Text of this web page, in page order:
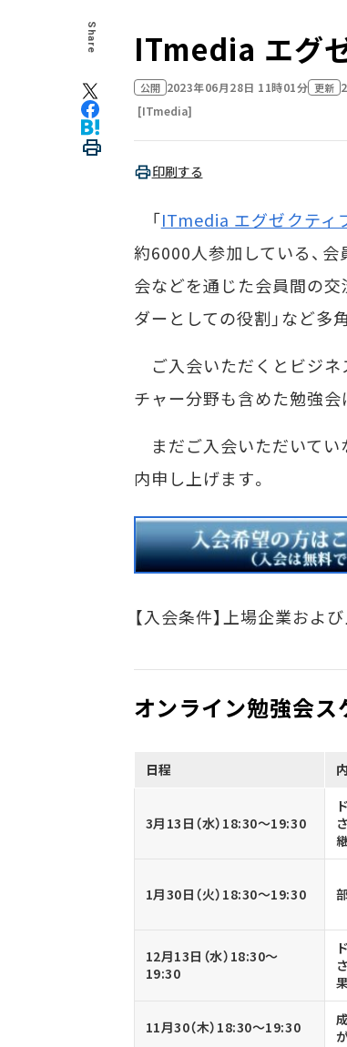
Share ITmedia エグ
公開 2023年06月28日 11時01分 更新
[ITmedia]
印刷する
「ITmedia エグゼクティ
約6000人参加している、
会などを通じた会員間の交
ダーとしての役割」など多
ご入会いただくとビジネ
チャー分野も含めた勉強会
まだご入会いただいてい
内申し上げます。
【入会条件】上場企業およ
オンライン勉強会ス
日程
3月13日（水）18:30～19:30
1月30日（火）18:30～19:30
12月13日（水）18:30～
19:30
11月30（木）18:30～19:30